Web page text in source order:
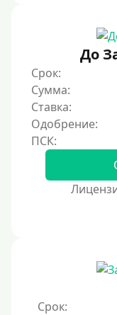
Для закрытия
До зарплаты
Для ИП
Для бизнеса
Документы
По
Без СНИЛСа
До
Срок:
Сумма:
Ставка:
Одобрение:
Срок: